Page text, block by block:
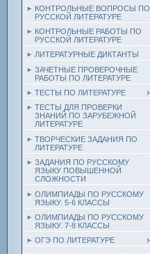
КОНТРОЛЬНЫЕ ВОПРОСЫ ПО
РУССКОЙ ЛИТЕРАТУРЕ
КОНТРОЛЬНЫЕ РАБОТЫ ПО
РУССКОЙ ЛИТЕРАТУРЕ
ЛИТЕРАТУРНЫЕ ДИКТАНТЫ
ЗАЧЕТНЫЕ ПРОВЕРОЧНЫЕ
РАБОТЫ ПО ЛИТЕРАТУРЕ
ТЕСТЫ ПО ЛИТЕРАТУРЕ
ТЕСТЫ ДЛЯ ПРОВЕРКИ
ЗНАНИЙ ПО ЗАРУБЕЖНОЙ
ЛИТЕРАТУРЕ
ТВОРЧЕСКИЕ ЗАДАНИЯ ПО
ЛИТЕРАТУРЕ
ЗАДАНИЯ ПО РУССКОМУ
ЯЗЫКУ ПОВЫШЕННОЙ
СЛОЖНОСТИ
ОЛИМПИАДЫ ПО РУССКОМУ
ЯЗЫКУ. 5-6 КЛАССЫ
ОЛИМПИАДЫ ПО РУССКОМУ
ЯЗЫКУ. 7-8 КЛАССЫ
ОГЭ ПО ЛИТЕРАТУРЕ